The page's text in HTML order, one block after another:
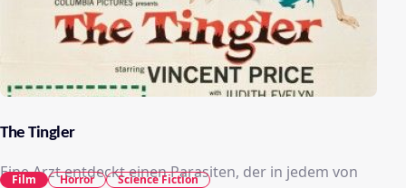
The Tingler
Eine Arzt entdeckt einen Parasiten, der in jedem von
Film Horror Science Fiction